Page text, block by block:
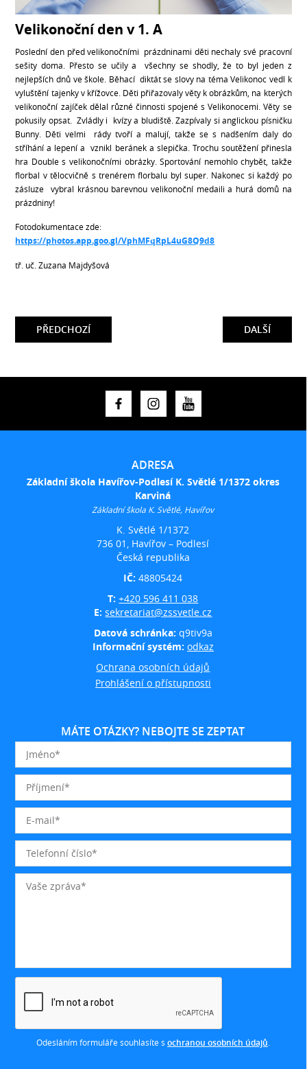
Velikonoční den v 1. A
Poslední den před velikonočními prázdninami děti nechaly své pracovní
sešity doma. Přesto se učily a všechny se shodly, že to byl jeden z
nejlepších dnů ve škole. Běhací diktát se slovy na téma Velikonoc vedl k
vyluštění tajenky v křížovce. Děti přiřazovaly věty k obrázkům, na kterých
velikonoční zajíček dělal různé činnosti spojené s Velikonocemi. Věty se
pokusily opsat. Zvládly i kvízy a bludiště. Zazpívaly si anglickou písničku
Bunny. Děti velmi rády tvoří a malují, takže se s nadšením daly do
stříhání a lepení a vznikl beránek a slepička. Trochu soutěžení přinesla
hra Double s velikonočními obrázky. Sportování nemohlo chybět, takže
florbal v tělocvičně s trenérem florbalu byl super. Nakonec si každý po
zásluze vybral krásnou barevnou velikonoční medaili a hurá domů na
prázdniny!
Fotodokumentace zde:
https://photos.app.goo.gl/VphMFqRpL4uG8Q9d8
tř. uč. Zuzana Majdyšová
DALŠÍ
PŘEDCHOZÍ
ADRESA
Základní škola Havířov-Podlesí K. Světlé 1/1372 okres
Karviná
Základní škola K. Světlé, Havířov
K. Světlé 1/1372
736 01, Havířov – Podlesí
Česká republika
IČ:48805424
T:+420 596 411 038
E:sekretariat@zssvetle.cz
Datová schránka: q9tiv9a
Informační systém: odkaz
Ochrana osobních údajů
Prohlášení o přístupnosti
MÁTE OTÁZKY? NEBOJTE SE ZEPTAT
Odesláním formuláře souhlasíte s ochranou osobních údajů